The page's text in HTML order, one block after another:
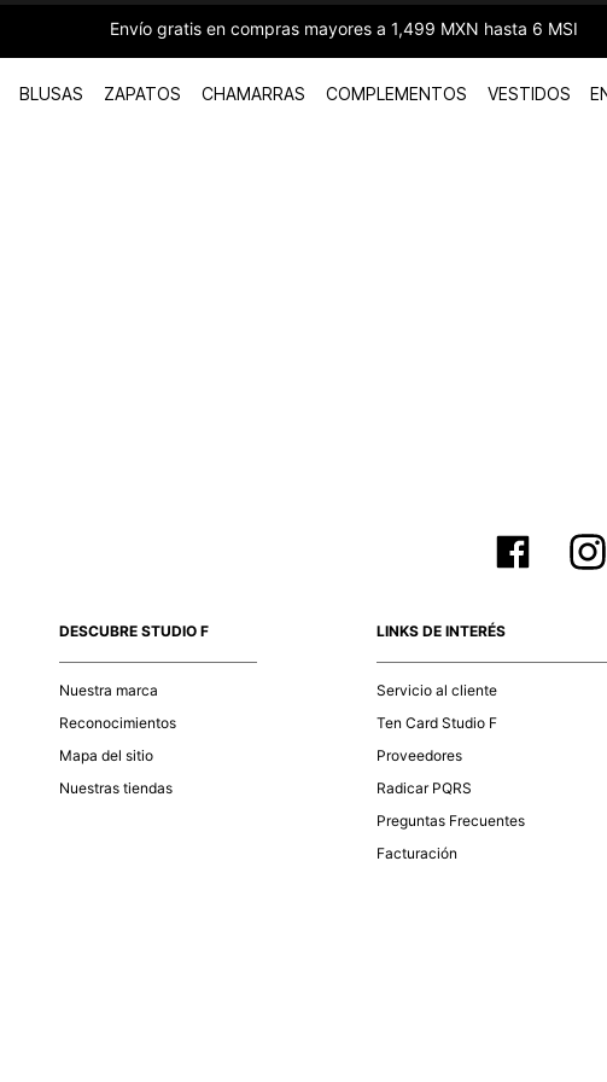
Envío gratis en compras mayores a 1,499 MXN hasta 6 MSI
BLUSAS ZAPATOS CHAMARRAS COMPLEMENTOS VESTIDOS
DESCUBRE STUDIO F
Nuestra marca
Reconocimientos
Mapa del sitio
Nuestras tiendas
LINKS DE INTERÉS
Servicio al cliente
Ten Card Studio F
Proveedores
Radicar PQRS
Preguntas Frecuentes
Facturación